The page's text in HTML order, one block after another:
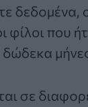
φίλοι που
δώδεκα
σε